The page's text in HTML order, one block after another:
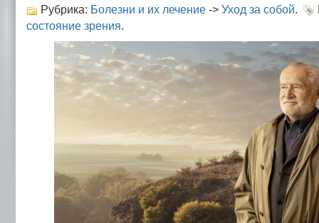
Рубрика: Болезни и их лечение -> Уход за собой.
состояние зрения.